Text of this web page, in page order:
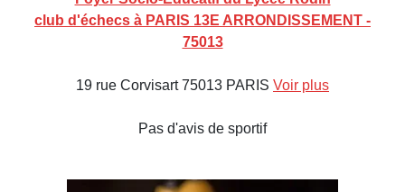
club d'échecs à PARIS 13E ARRONDISSEMENT -
75013
19 rue Corvisart 75013 PARIS Voir plus
Pas d'avis de sportif